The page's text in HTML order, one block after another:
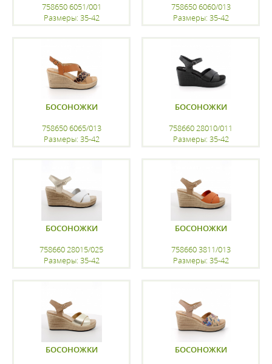
758650 6051/001
Размеры: 35-42
758650 6060/013
Размеры: 35-42
БОСОНОЖКИ
758650 6065/013
Размеры: 35-42
БОСОНОЖКИ
758660 28010/011
Размеры: 35-42
БОСОНОЖКИ
758660 28015/025
Размеры: 35-42
БОСОНОЖКИ
758660 3811/013
Размеры: 35-42
БОСОНОЖКИ
БОСОНОЖКИ